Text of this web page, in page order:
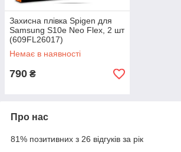
Захисна плівка Spigen для
Samsung S10e Neo Flex, 2 шт
(609FL26017)
Немає в наявності
790 ₴
Про нас
81% позитивних з 26 відгуків за рік